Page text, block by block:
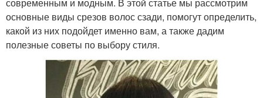
основные виды срезов волос сзади, помогут определить,
какой из них подойдет именно вам, а также дадим
полезные советы по выбору стиля.